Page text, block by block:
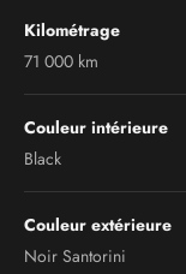
Kilométrage
71 000 km
Couleur intérieure
Black
Couleur extérieure
Noir Santorini